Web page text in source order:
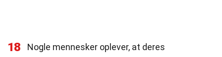
18
Nogle mennesker oplever, at deres